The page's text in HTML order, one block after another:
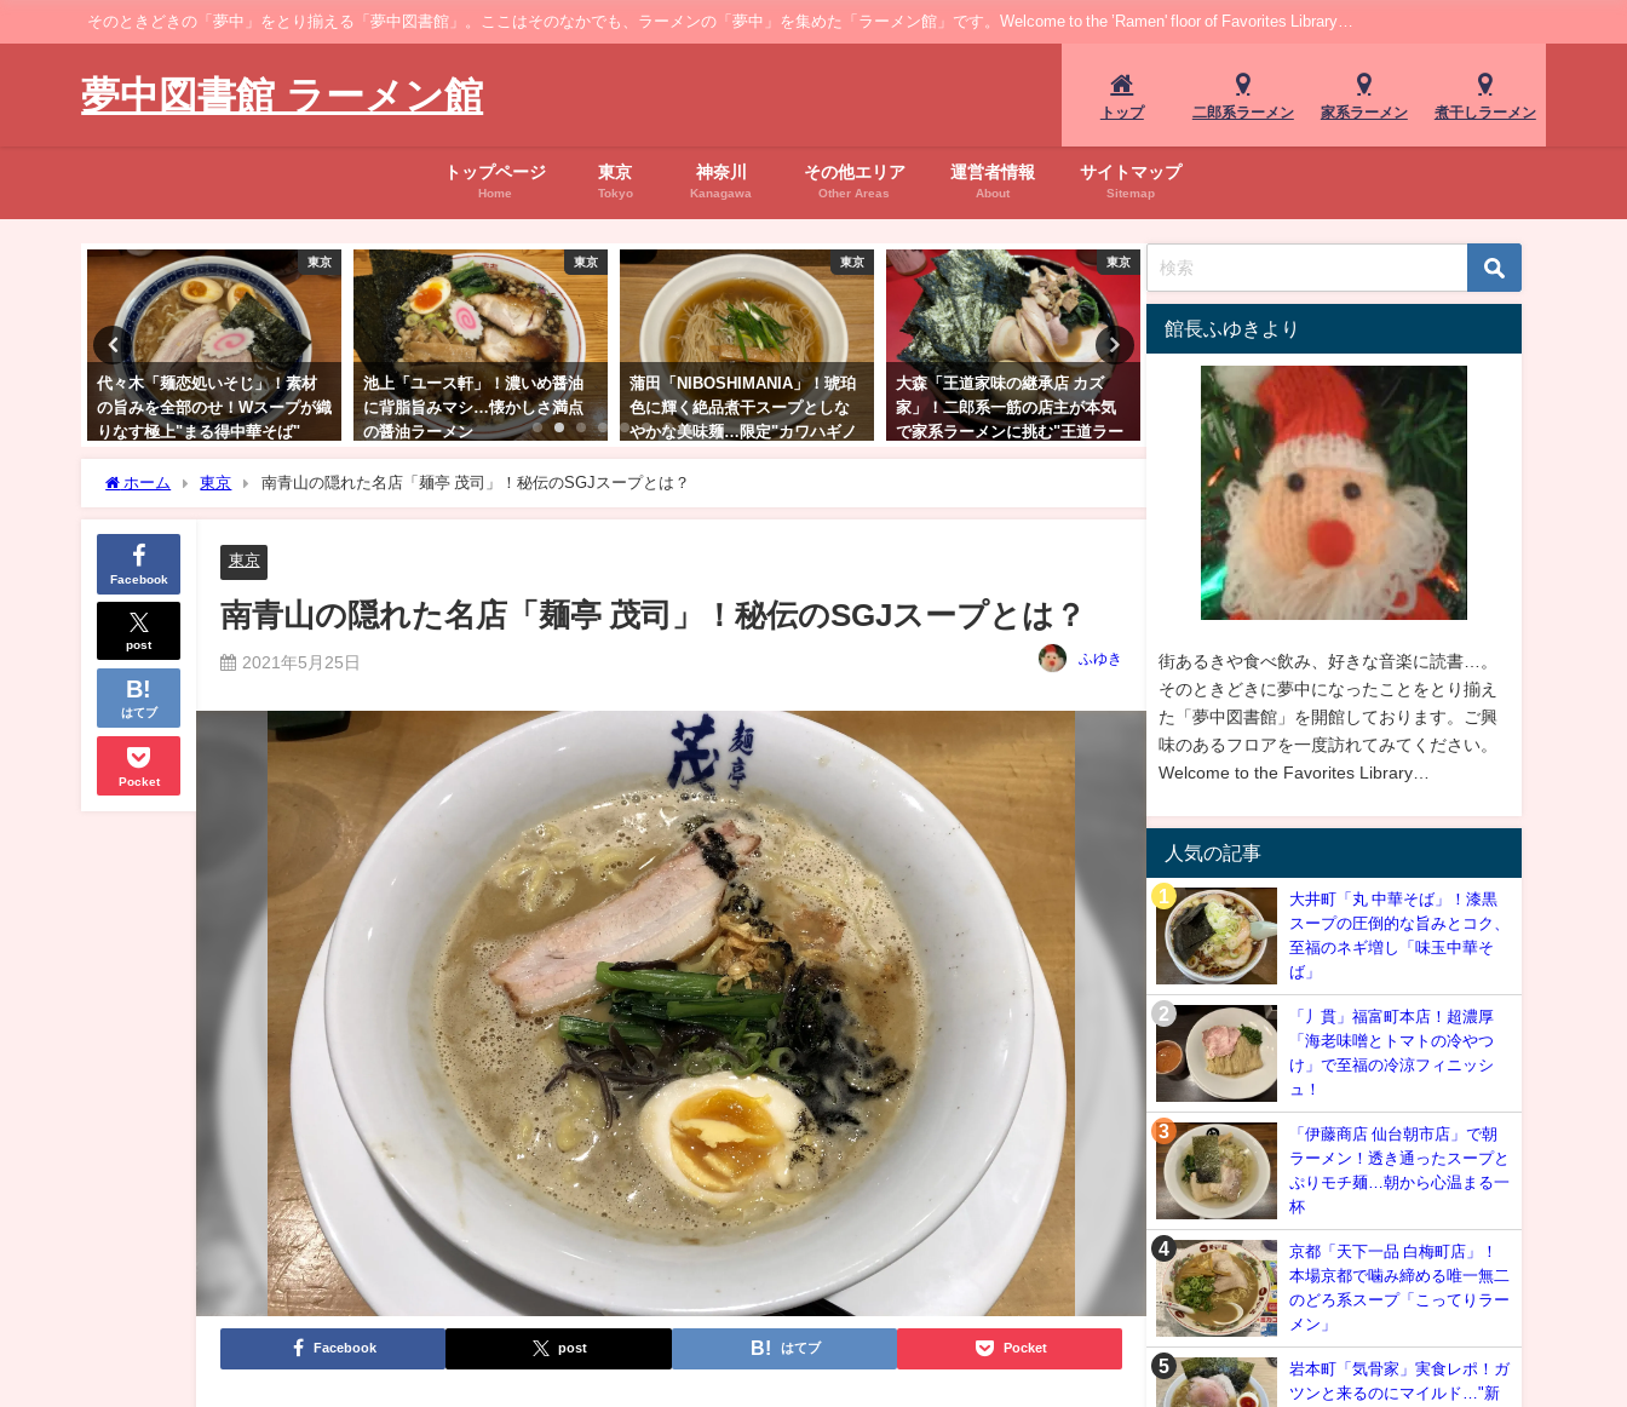
そのときどきの「夢中」をとり揃える「夢中図書館」。ここはそのなかでも、ラーメンの「夢中」を集めた「ラーメン館」です。Welcome to the ’Ramen' floor of Favorites Library…
夢中図書館 ラーメン館 トップ 二郎系ラーメン 家系ラーメン 煮干しラーメン
トップページ
Home
東京
Tokyo
神奈川
Kanagawa
その他エリア
Other Areas
運営者情報
About
サイトマップ
Sitemap
東京
池上「ユース軒」！濃いめ醤油
に背脂旨みマシ…懐かしさ満点
の醤油ラーメン
東京
蒲田「NIBOSHIMANIA」！琥珀
色に輝く絶品煮干スープとしな
やかな美味麺…限定"カワハギノ
東京
大森「王道家味の継承店 カズ
家」！二郎系一筋の店主が本気
で家系ラーメンに挑む"王道ラー
神奈川
横浜家系らーめん「天王家」寒
川総本店！家系ファンはやみつ
きになる…
横浜アソビル「丿貫」オマール
海老蕎麦と帆立和え玉！芳醇限
定麺に舌鼓
赤坂の麺処、自慢のあごだ
ープはまさに芳醇。赤坂
「友」。
ホーム 東京 南青山の隠れた名店「麺亭 茂司」！秘伝のSGJスープとは？
Facebook
post
はてブ
Pocket
東京
南青山の隠れた名店「麺亭 茂司」！秘伝のSGJスープとは？
2021年5月25日 ふゆき
Facebook post はてブ Pocket
館長ふゆきより
街あるきや食べ飲み、好きな音楽に読書…。
そのときどきに夢中になったことをとり揃え
た「夢中図書館」を開館しております。ご興
味のあるフロアを一度訪れてみてください。
Welcome to the Favorites Library…
人気の記事
大井町「丸 中華そば」！漆黒
スープの圧倒的な旨みとコク、
至福のネギ増し「味玉中華そ
ば」
「丿貫」福富町本店！超濃厚
「海老味噌とトマトの冷やつ
け」で至福の冷涼フィニッシ
ュ！
「伊藤商店 仙台朝市店」で朝
ラーメン！透き通ったスープと
ぷりモチ麺…朝から心温まる一
杯
京都「天下一品 白梅町店」！
本場京都で噛み締める唯一無二
のどろ系スープ「こってりラー
メン」
岩本町「気骨家」実食レポ！ガ
ツンと来るのにマイルド…"新